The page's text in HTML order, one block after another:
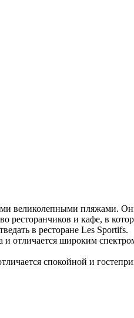
великолепными пляжами.
ресторанчиков и кафе, в
в ресторане Les Sportifs.
и отличается широким
спокойной и